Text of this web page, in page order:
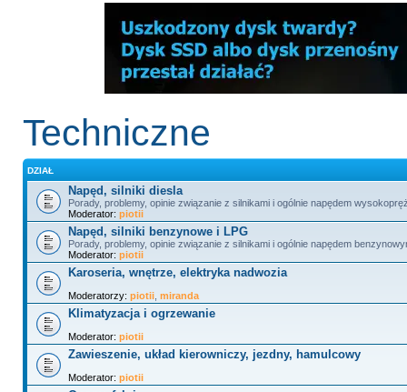
Techniczne
DZIAŁ
Napęd, silniki diesla
Porady, problemy, opinie związanie z silnikami i ogólnie napędem
Moderator: piotii
Napęd, silniki benzynowe i LPG
Porady, problemy, opinie związanie z silnikami i ogólnie napędem
Moderator: piotii
Karoseria, wnętrze, elektryka nadwozia
Moderatorzy: piotii, miranda
Klimatyzacja i ogrzewanie
Moderator: piotii
Zawieszenie, układ kierowniczy, jezdny, hamulcowy
Moderator: piotii